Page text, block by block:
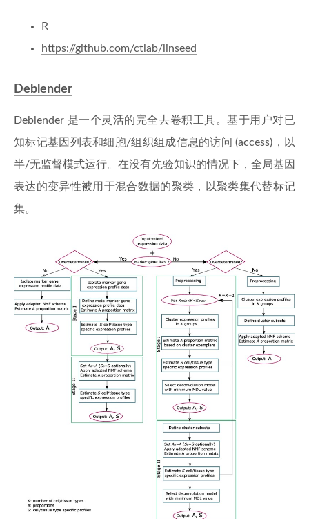
R
https://github.com/ctlab/linseed
Deblender
Deblender 是一个灵活的完全去卷积工具。基于用户对已
知标记基因列表和细胞/组织组成信息的访问 (access)，以
半/无监督模式运行。在没有先验知识的情况下，全局基因
表达的变异性被用于混合数据的聚类，以聚类集代替标记
集。